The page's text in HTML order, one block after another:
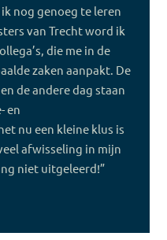
nog genoeg te leren
van Trecht word ik
die me in de
zaken aanpakt. De
de andere dag staan
en
nu een kleine klus is
afwisseling in mijn
niet uitgeleerd!”